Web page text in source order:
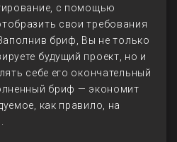
с помощью
свои требования
бриф, Вы не только
будущий проект, но и
себе его окончательный
бриф — экономит
как правило, на